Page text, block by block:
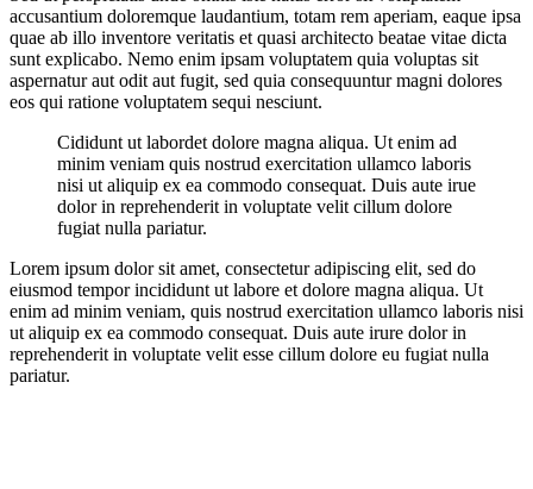
accusantium doloremque laudantium, totam rem aperiam, eaque ipsa
quae ab illo inventore veritatis et quasi architecto beatae vitae dicta
sunt explicabo. Nemo enim ipsam voluptatem quia voluptas sit
aspernatur aut odit aut fugit, sed quia consequuntur magni dolores
eos qui ratione voluptatem sequi nesciunt.
Cididunt ut labordet dolore magna aliqua. Ut enim ad
minim veniam quis nostrud exercitation ullamco laboris
nisi ut aliquip ex ea commodo consequat. Duis aute irue
dolor in reprehenderit in voluptate velit cillum dolore
fugiat nulla pariatur.
Lorem ipsum dolor sit amet, consectetur adipiscing elit, sed do
eiusmod tempor incididunt ut labore et dolore magna aliqua. Ut
enim ad minim veniam, quis nostrud exercitation ullamco laboris nisi
ut aliquip ex ea commodo consequat. Duis aute irure dolor in
reprehenderit in voluptate velit esse cillum dolore eu fugiat nulla
pariatur.